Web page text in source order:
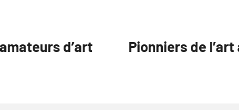
d’art Pionniers de